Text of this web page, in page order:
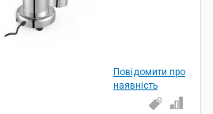
Повідомити про
наявність